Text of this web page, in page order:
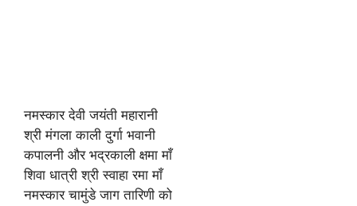
नमस्कार देवी जयंती महारानी
श्री मंगला काली दुर्गा भवानी
कपालनी और भद्रकाली क्षमा माँ
शिवा धात्री श्री स्वाहा रमा माँ
नमस्कार चामुंडे जाग तारिणी को